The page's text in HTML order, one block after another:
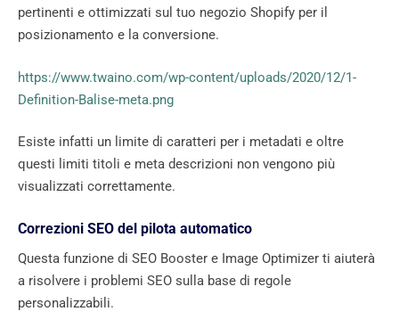
pertinenti e ottimizzati sul tuo negozio Shopify per il
posizionamento e la conversione.
https://www.twaino.com/wp-content/uploads/2020/12/1-
Definition-Balise-meta.png
Esiste infatti un limite di caratteri per i metadati e oltre
questi limiti titoli e meta descrizioni non vengono più
visualizzati correttamente.
Correzioni SEO del pilota automatico
Questa funzione di SEO Booster e Image Optimizer ti aiuterà
a risolvere i problemi SEO sulla base di regole
personalizzabili.